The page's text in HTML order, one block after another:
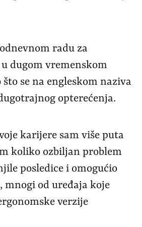
radu za
dugom vremenskom
se na engleskom naziva
opterećenja.
karijere sam više puta
koliko ozbiljan problem
posledice i omogućio
od uređaja koje
verzije